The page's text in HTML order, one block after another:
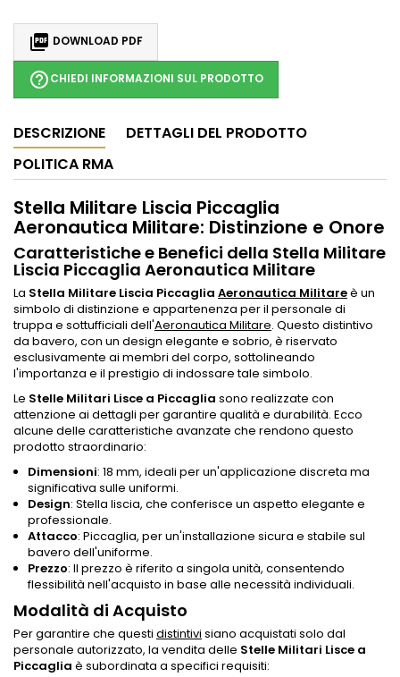
 DOWNLOAD PDF
help_outlineCHIEDI INFORMAZIONI SUL PRODOTTO
DESCRIZIONE
DETTAGLI DEL PRODOTTO
POLITICA RMA
Stella Militare Liscia Piccaglia
Aeronautica Militare: Distinzione e Onore
Caratteristiche e Benefici della Stella Militare
Liscia Piccaglia Aeronautica Militare
La Stella Militare Liscia Piccaglia Aeronautica Militareè un
simbolo di distinzione e appartenenza per il personale di
truppa e sottufficiali dell'Aeronautica Militare. Questo distintivo
da bavero, con un design elegante e sobrio, è riservato
esclusivamente ai membri del corpo, sottolineando
l'importanza e il prestigio di indossare tale simbolo.
Le Stelle Militari Lisce a Piccaglia sono realizzate con
attenzione ai dettagli per garantire qualità e durabilità. Ecco
alcune delle caratteristiche avanzate che rendono questo
prodotto straordinario:
Dimensioni: 18 mm, ideali per un'applicazione discreta ma
significativa sulle uniformi.
Design: Stella liscia, che conferisce un aspetto elegante e
professionale.
Attacco: Piccaglia, per un'installazione sicura e stabile sul
bavero dell'uniforme.
Prezzo: Il prezzo è riferito a singola unità, consentendo
flessibilità nell'acquisto in base alle necessità individuali.
Modalità di Acquisto
Per garantire che questi distintivi siano acquistati solo dal
personale autorizzato, la vendita delle Stelle Militari Lisce a
Piccaglia è subordinata a specifici requisiti: